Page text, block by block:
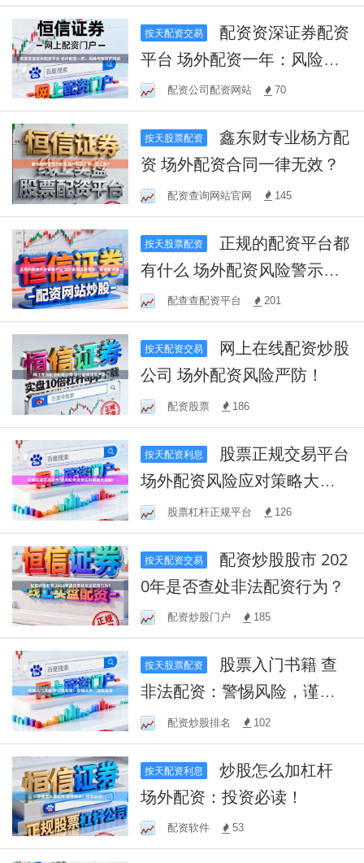
按天配资交易
平台 场外配资一年：风险与
收益的对决
配资公司配资网站 70
按天股票配资
鑫东财专业杨方配
资 场外配资合同一律无效？
配资查询网站官网 145
按天股票配资
有什么 场外配资风险警示：
投资需谨慎！
配查查配资平台 201
按天配资交易
公司 场外配资风险严防！
配资股票 186
按天配资利息
场外配资风险应对策略大揭
秘!
股票杠杆正规平台 126
按天配资交易
0年是否查处非法配资行为？
配资炒股门户 185
按天股票配资
非法配资：警惕风险，谨慎
投资配资炒股排名 102
按天配资利息
炒股怎么加杠杆
场外配资：投资必读！
配资软件 53